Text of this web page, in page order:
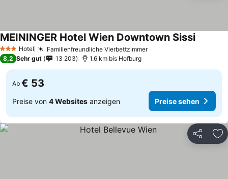
3 SterneHotel Familienfreundliche VierbettzimmerPreise sehen
MEININGER Hotel Wien Downtown SissiPreise
8,2 Sehr gut 13 203 1.6 km bis Hofburg
Ab € 53
Preise von 4 Websites anzeigen Preise sehen
Teilen